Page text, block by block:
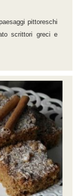
pittoreschi
scrittori greci e